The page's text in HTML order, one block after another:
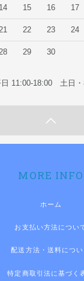
14 15 16 17
22 23 24
29 30
11:00-18:00 土日・
MORE INFO
ホーム
お支払い方法につい
配送方法・送料につい
特定商取引法に基づく